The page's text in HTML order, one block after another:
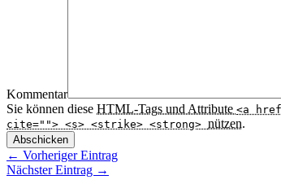
Kommentar
Sie können diese HTML-Tags und Attribute <a
cite=""> <s> <strike> <strong> nützen.
Abschicken
← Vorheriger Eintrag
Nächster Eintrag →